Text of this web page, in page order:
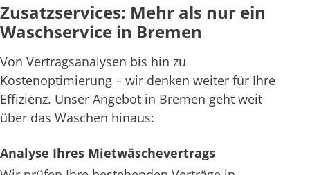
Zusatzservices: Mehr als nur ein
Waschservice in Bremen
Von Vertragsanalysen bis hin zu
Kostenoptimierung – wir denken weiter für Ihre
Effizienz. Unser Angebot in Bremen geht weit
über das Waschen hinaus:
Analyse Ihres Mietwäschevertrags